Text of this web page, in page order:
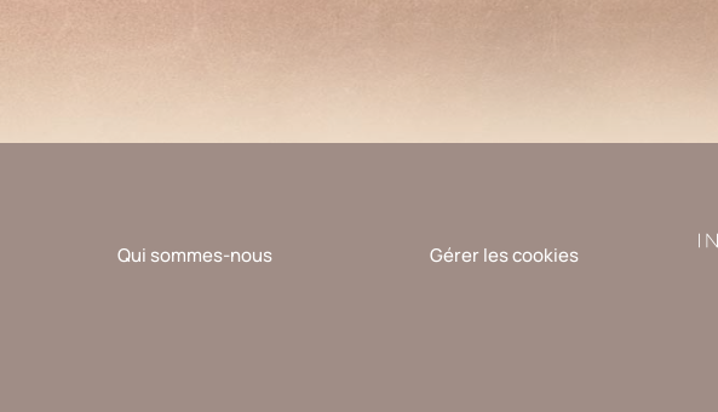
Qui sommes-nous Gérer les cookies